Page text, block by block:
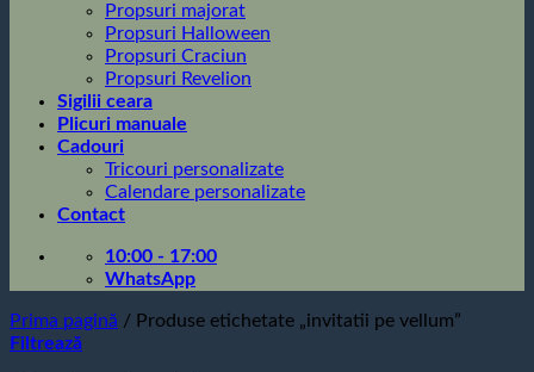
Propsuri majorat
Propsuri Halloween
Propsuri Craciun
Propsuri Revelion
Sigilii ceara
Plicuri manuale
Cadouri
Tricouri personalizate
Calendare personalizate
Contact
10:00 - 17:00
WhatsApp
Prima pagină / Produse etichetate „invitatii pe vellum”
Filtrează